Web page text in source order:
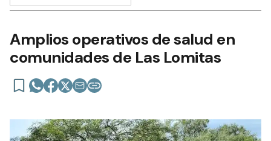
Amplios operativos de salud en
comunidades de Las Lomitas